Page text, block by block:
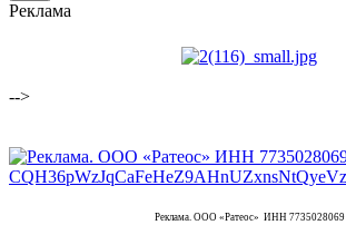
Реклама
-->
Реклама. ООО «Ратеос» ИНН 7735028069